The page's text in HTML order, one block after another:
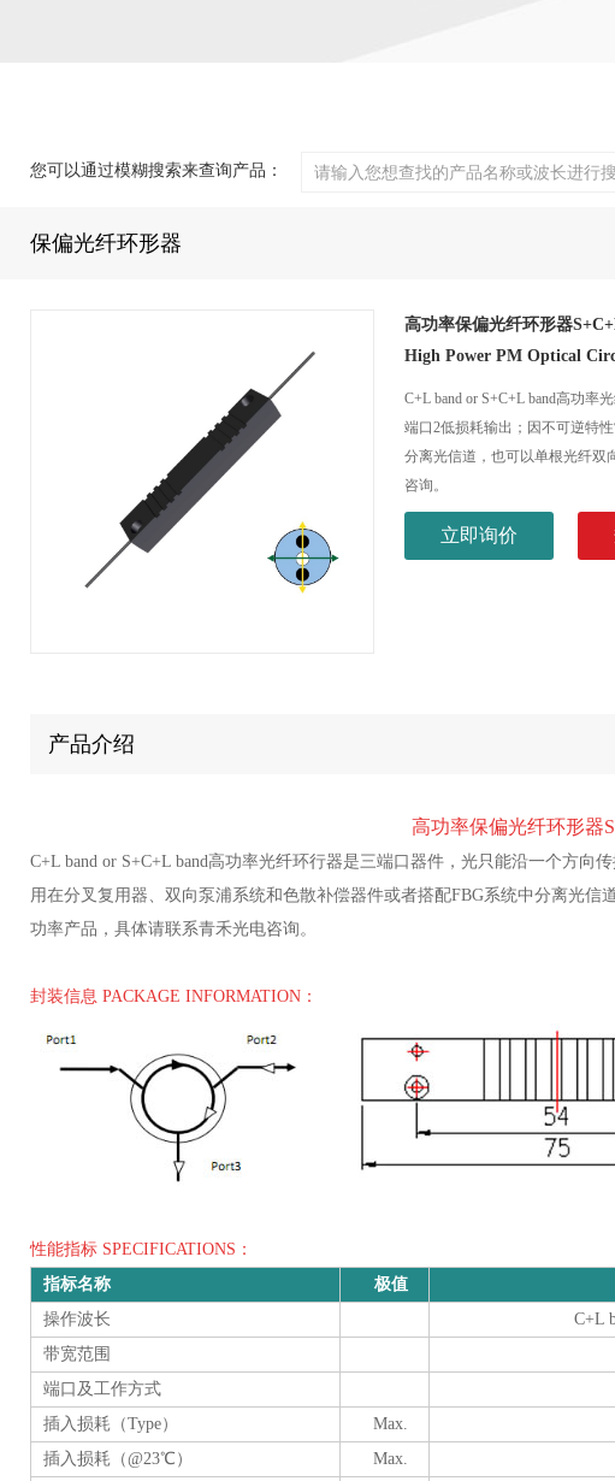
您可以通过模糊搜索来查询产品：
保偏光纤环形器
高功率保偏光纤环形器
High Power PM Optical
C+L band or S+C+L band高功
端口2低损耗输出；因不可逆特
分离光信道，也可以单根光纤双
咨询。
产品介绍
高功率保偏光纤环形器
C+L band or S+C+L band高功率光纤环行器是三端口器件，光只能沿一个方向
用在分叉复用器、双向泵浦系统和色散补偿器件或者搭配FBG系统中分离光
功率产品，具体请联系青禾光电咨询。
封装信息 PACKAGE INFORMATION：
性能指标 SPECIFICATIONS：
指标名称
极值
操作波长
C+L
带宽范围
端口及工作方式
插入损耗（Type）
Max.
插入损耗（@23℃）
Max.